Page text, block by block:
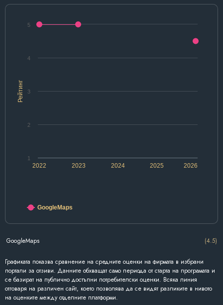
Рейтинг
2022 2024 2026
2023 2025
1
2
3
4
5
GoogleMaps
GoogleMaps (4.5)
Графиката показва сравнение на средните оценки на фирмата в избрани
портали за отзиви. Данните обхващат само периода от старта на програмата и
се базират на публично достъпни потребителски оценки. Всяка линия
отговаря на различен сайт, което позволява да се видят разликите в нивото
на оценките между отделните платформи.